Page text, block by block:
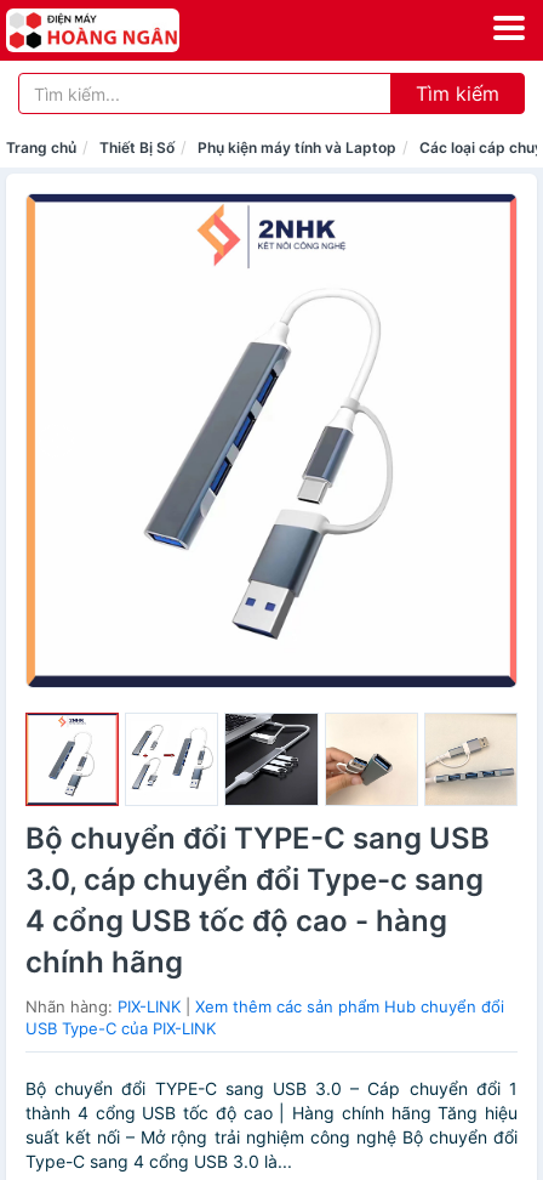
Tìm kiếm
Trang chủ Thiết Bị Số Phụ kiện máy tính và Laptop Các loại cáp
Bộ chuyển đổi TYPE-C sang USB
3.0, cáp chuyển đổi Type-c sang
4 cổng USB tốc độ cao - hàng
chính hãng
Nhãn hàng: PIX-LINK
Xem thêm các sản phẩm Hub chuyển đổi
USB Type-C của PIX-LINK
Bộ chuyển đổi TYPE-C sang USB 3.0 – Cáp chuyển đổi 1
thành 4 cổng USB tốc độ cao | Hàng chính hãng Tăng hiệu
suất kết nối – Mở rộng trải nghiệm công nghệ Bộ chuyển đổi
Type-C sang 4 cổng USB 3.0 là...